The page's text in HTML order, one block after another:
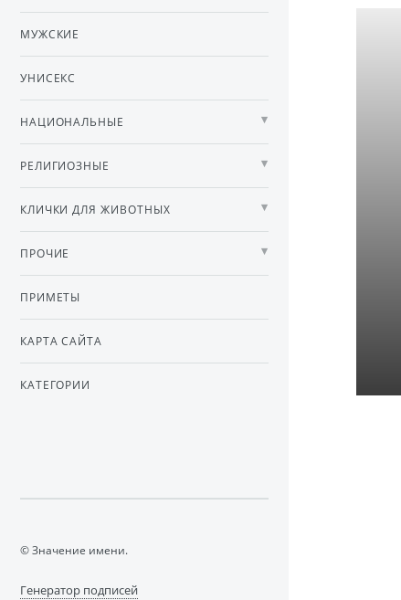
МУЖСКИЕ
УНИСЕКС
НАЦИОНАЛЬНЫЕ
РЕЛИГИОЗНЫЕ
КЛИЧКИ ДЛЯ ЖИВОТНЫХ
ПРОЧИЕ
ПРИМЕТЫ
КАРТА САЙТА
КАТЕГОРИИ
© Значение имени.
Генератор подписей